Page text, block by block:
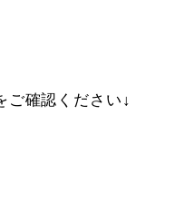
ご確認ください↓